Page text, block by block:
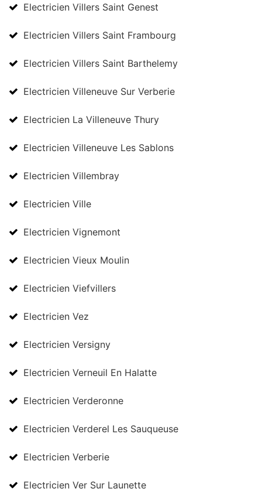
Electricien Villers Saint Genest
Electricien Villers Saint Frambourg
Electricien Villers Saint Barthelemy
Electricien Villeneuve Sur Verberie
Electricien La Villeneuve Thury
Electricien Villeneuve Les Sablons
Electricien Villembray
Electricien Ville
Electricien Vignemont
Electricien Vieux Moulin
Electricien Viefvillers
Electricien Vez
Electricien Versigny
Electricien Verneuil En Halatte
Electricien Verderonne
Electricien Verderel Les Sauqueuse
Electricien Verberie
Electricien Ver Sur Launette